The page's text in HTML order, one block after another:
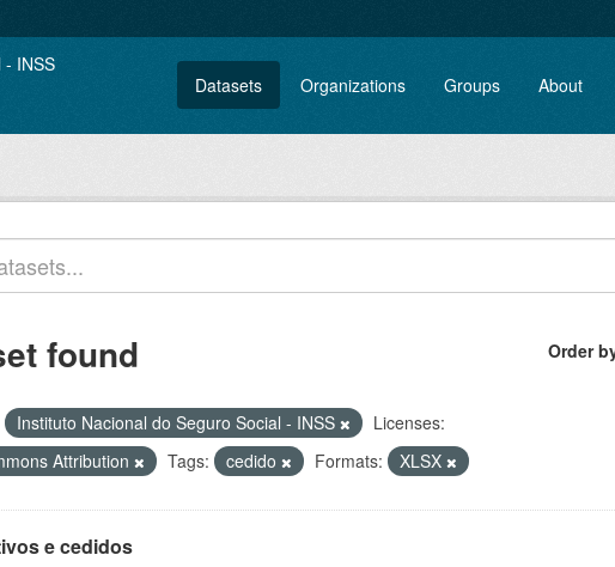
Datasets Organizations Groups About
Order
found
Instituto Nacional do Seguro Social - INSS
Licenses:
Attribution
Tags: cedido Formats: XLSX
e cedidos